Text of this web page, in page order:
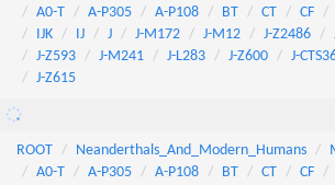
A0-T
A-P305 A-P108 BT CT CF
IJK
IJ J J-M172 J-M12 J-Z2486
J-Z593
J-M241 J-L283 J-Z600 J-
J-Z615
ROOT Neanderthals_And_Modern_Humans
A0-T
A-P305 A-P108 BT CT CF